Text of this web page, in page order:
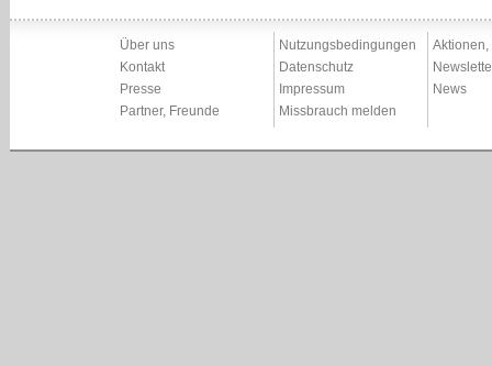
Über uns
Kontakt
Presse
Partner, Freunde
Nutzungsbedingungen
Datenschutz
Impressum
Missbrauch melden
Aktionen,
News